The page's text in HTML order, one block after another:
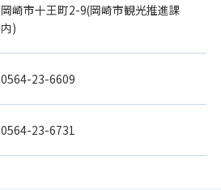
岡崎市十王町2-9(岡崎市観光推進課
内)
0564-23-6609
0564-23-6731